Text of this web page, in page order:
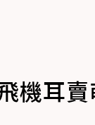
機耳